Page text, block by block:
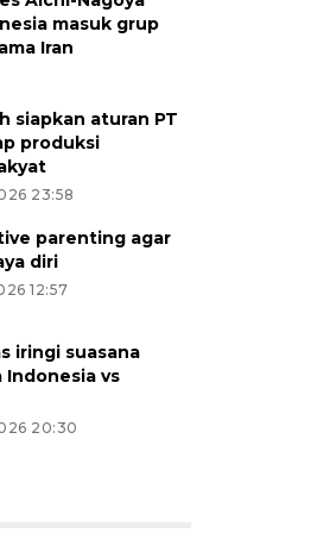
masuk grup
Iran
siapkan aturan PT
produksi
23:58
parenting agar
diri
12:57
iringi suasana
Indonesia vs
20:30